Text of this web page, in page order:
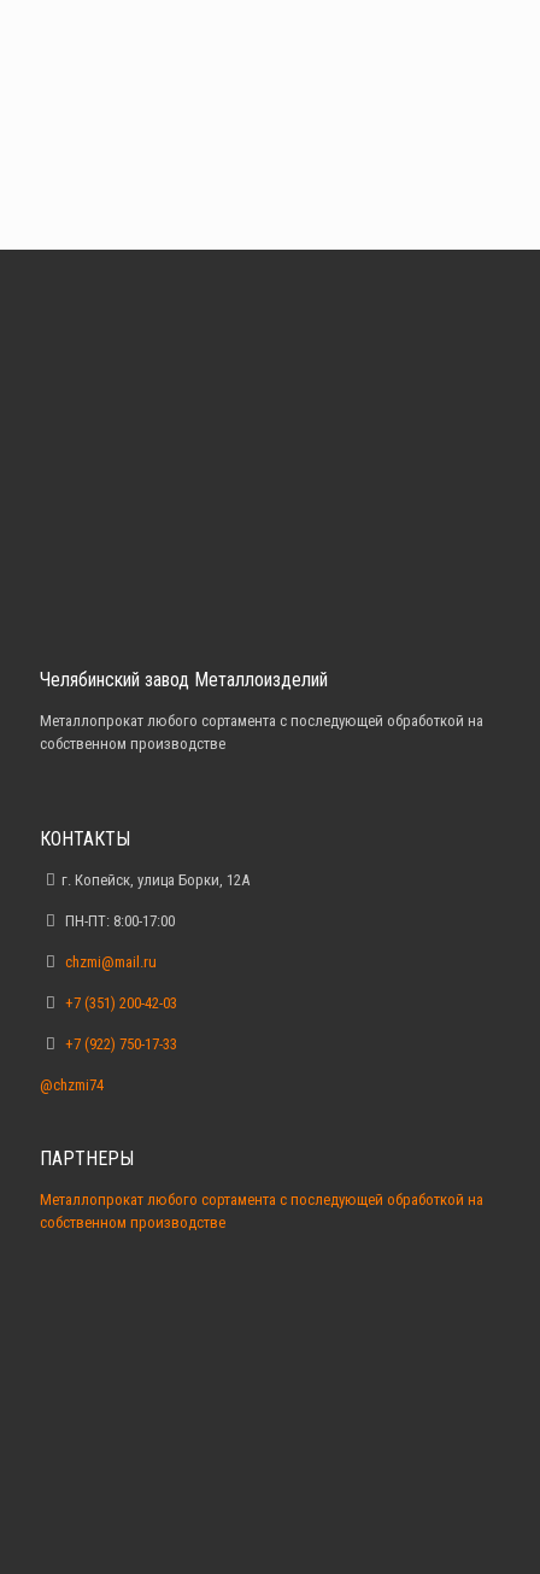
Челябинский завод Металлоизделий
Металлопрокат любого сортамента с последующей обработкой на
собственном производстве
КОНТАКТЫ
г. Копейск, улица Борки, 12А
ПН-ПТ: 8:00-17:00
chzmi@mail.ru
+7 (351) 200-42-03
+7 (922) 750-17-33
@chzmi74
ПАРТНЕРЫ
Металлопрокат любого сортамента с последующей обработкой на
собственном производстве